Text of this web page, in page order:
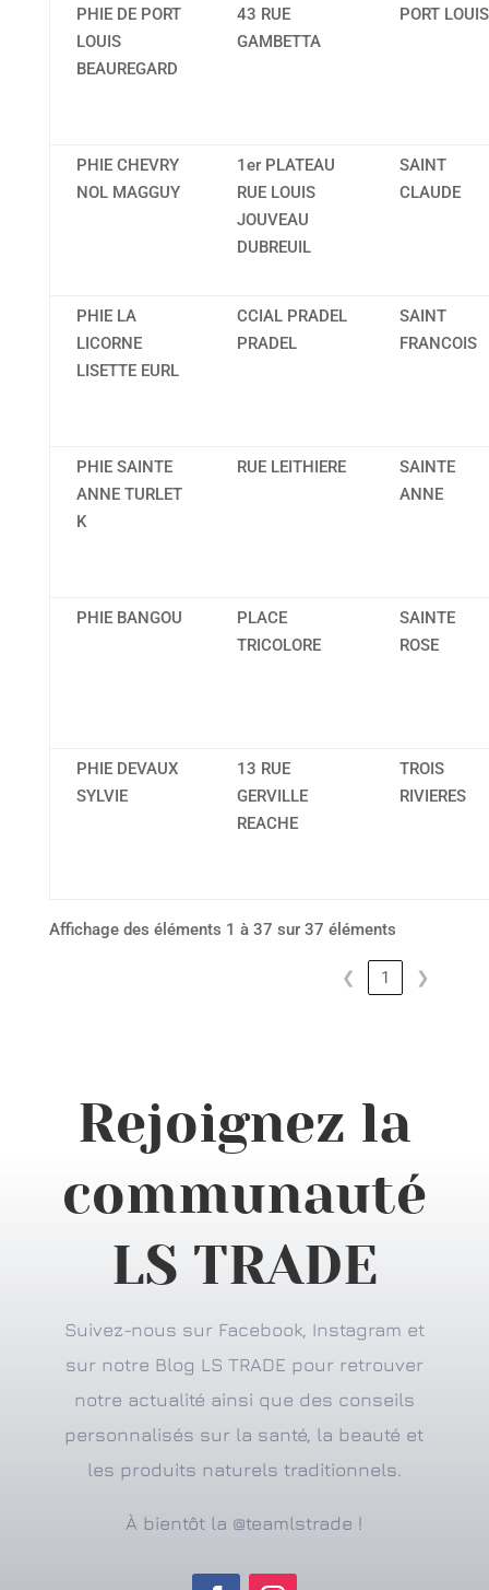
PHIE DE PORT
LOUIS
BEAUREGARD
43 RUE
GAMBETTA
PORT LOUIS
PHIE CHEVRY
NOL MAGGUY
1er PLATEAU
RUE LOUIS
JOUVEAU
DUBREUIL
SAINT
CLAUDE
PHIE LA
LICORNE
LISETTE EURL
CCIAL PRADEL
PRADEL
SAINT
FRANCOIS
PHIE SAINTE
ANNE TURLET
K
RUE LEITHIERE
SAINTE
ANNE
PHIE BANGOU
PLACE
TRICOLORE
SAINTE
ROSE
PHIE DEVAUX
SYLVIE
13 RUE
GERVILLE
REACHE
TROIS
RIVIERES
Affichage des éléments 1 à 37 sur 37 éléments
❮ 1 ❯
Rejoignez la
communauté
LS TRADE
Suivez-nous sur Facebook, Instagram et
sur notre Blog LS TRADE pour retrouver
notre actualité ainsi que des conseils
personnalisés sur la santé, la beauté et
les produits naturels traditionnels.
À bientôt la @teamlstrade !